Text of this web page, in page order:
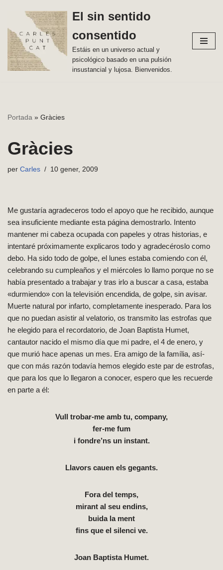
Vés
al
contingut
El sin sentido
consentido
Estáis en un universo actual y
psicológico basado en una pulsión
insustancial y lujosa. Bienvenidos.
Portada » Gràcies
Gràcies
per Carles 10 gener, 2009
Me gustarí­a agradeceros todo el apoyo que he recibido, aunque
sea insuficiente mediante esta página demostrarlo. Intento
mantener mi cabeza ocupada con papeles y otras historias, e
intentaré próximamente explicaros todo y agradecéroslo como
debo. Ha sido todo de golpe, el lunes estaba comiendo con él,
celebrando su cumpleaños y el miércoles lo llamo porque no se
habí­a presentado a trabajar y tras irlo a buscar a casa, estaba
«durmiendo» con la televisión encendida, de golpe, sin avisar.
Muerte natural por infarto, completamente inesperado. Para los
que no puedan asistir al velatorio, os transmito las estrofas que
he elegido para el recordatorio, de Joan Baptista Humet,
cantautor nacido el mismo dí­a que mi padre, el 4 de enero, y
que murió hace apenas un mes. Era amigo de la famí­lia, así­
que con más razón todaví­a hemos elegido este par de estrofas,
que para los que lo llegaron a conocer, espero que les recuerde
en parte a él:
Vull trobar-me amb tu, company,
fer-me fum
i fondre’ns un instant.
Llavors cauen els gegants.
Fora del temps,
mirant al seu endins,
buida la ment
fins que el silenci ve.
Joan Baptista Humet.